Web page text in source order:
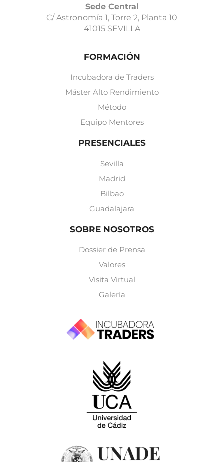
Sede Central
C/ Astronomía 1, Torre 2, Planta 10
41015 SEVILLA
FORMACIÓN
Incubadora de Traders
Máster Alto Rendimiento
Método
Equipo Mentores
PRESENCIALES
Sevilla
Madrid
Bilbao
Guadalajara
SOBRE NOSOTROS
Dossier de Prensa
Valores
Visita Virtual
Galería